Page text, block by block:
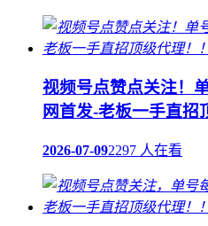
视频号点赞点关注！
网首发-老板一手直招
2026-07-092297 人在看